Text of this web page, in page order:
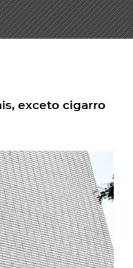
exceto cigarro